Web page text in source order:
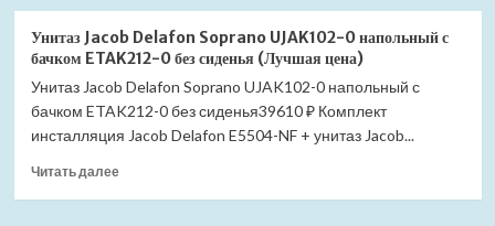
цена)
Унитаз
Jacob
Delafon
Struktura
UJAJ102-
WTE
с
Унитаз Jacob Delafon Soprano UJAK102-0 напольный с
бачком ETAK212-0 без сиденья (Лучшая цена)
Унитаз Jacob Delafon Soprano UJAK102-0 напольный с
бачком ETAK212-0 без сиденья39610 ₽ Комплект
инсталляция Jacob Delafon E5504-NF + унитаз Jacob...
Читать далееПрочитать